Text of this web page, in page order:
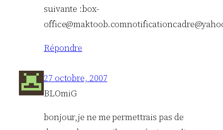
suivante :box-
office@maktoob.comnotificationcadre
Répondre
27 octobre, 2007
BLOmiG
bonjour,je ne me permettrais pas de